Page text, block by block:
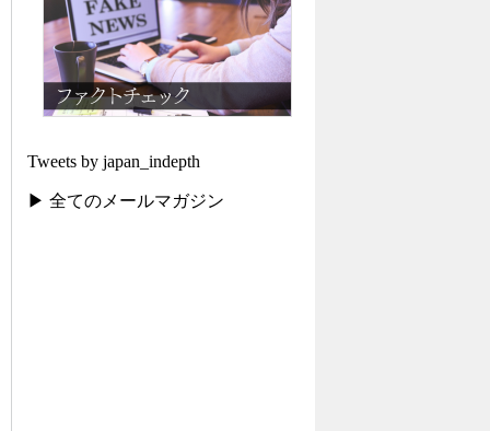
Tweets by japan_indepth
▶ 全てのメールマガジン